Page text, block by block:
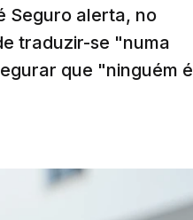
Seguro alerta, no
traduzir-se "numa
que "ninguém é